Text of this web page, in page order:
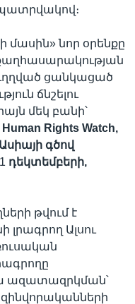
մասին» նոր օրենքը
ցանկացած
ճնշելու
մեկ բանի՝
Human Rights Watch,
գծով
դեկտեմբերի,
թվում է
լրագրող Ալսու
ազատազրկման՝